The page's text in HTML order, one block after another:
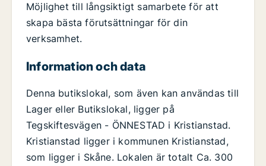
Möjlighet till långsiktigt samarbete för att
skapa bästa förutsättningar för din
verksamhet.
Information och data
Denna butikslokal, som även kan användas till
Lager eller Butikslokal, ligger på
Tegskiftesvägen - ÖNNESTAD i Kristianstad.
Kristianstad ligger i kommunen Kristianstad,
som ligger i Skåne. Lokalen är totalt Ca. 300